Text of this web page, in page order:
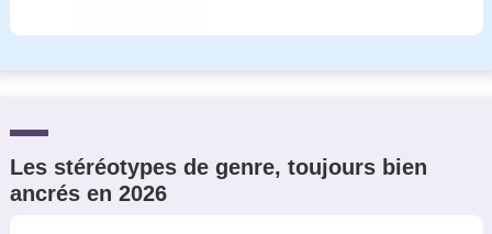
Les stéréotypes de genre, toujours bien
ancrés en 2026